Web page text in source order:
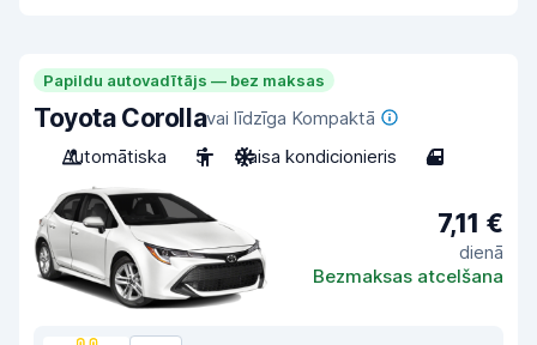
Papildu autovadītājs — bez maksas
Toyota Corollavai līdzīga Kompaktā
Automātiska
5 Gaisa kondicionieris 4
7,11 €
dienā
Bezmaksas atcelšana